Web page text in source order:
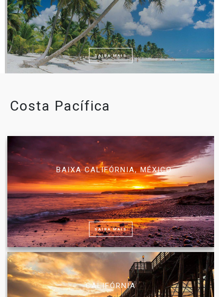
SAIBA MAIS
Costa Pacífica
BAIXA CALIFÓRNIA, MÉXICO
SAIBA MAIS
CALIFÓRNIA